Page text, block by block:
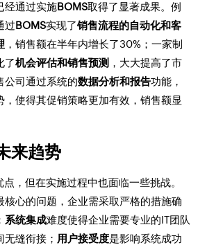
经通过实施BOMS取得了显著成果。例
过BOMS实现了销售流程的自动化和客
，销售额在半年内增长了30%；一家制
了机会评估和销售预测 ，大大提高了市
公司通过系统的数据分析和报告功能，
，使得其促销策略更加有效，销售额显
来趋势
点，但在实施过程中也面临一些挑战。
核心的问题，企业需采取严格的措施确
系统集成难度使得企业需要专业的IT团队
缝衔接； 用户接受度是影响系统成功